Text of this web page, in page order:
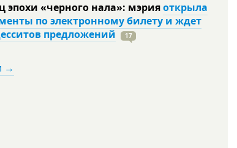
эпохи «черного нала»: мэрияоткрыла
по электронному билету и ждет
предложений
17
→